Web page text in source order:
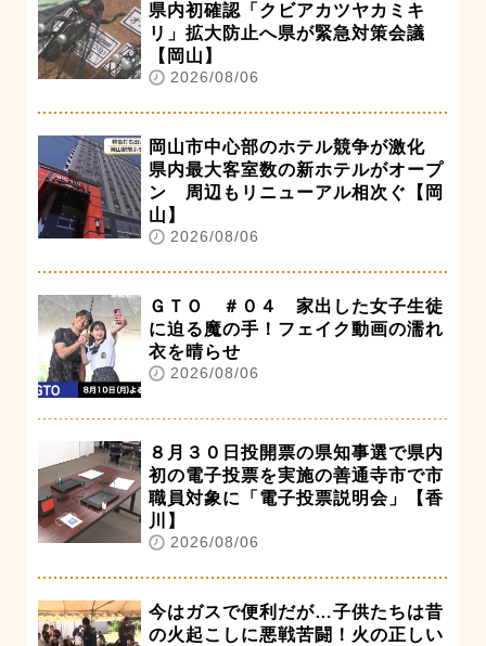
県内初確認「クビアカツヤカミキ
リ」拡大防止へ県が緊急対策会議
【岡山】
2026/08/06
岡山市中心部のホテル競争が激化
県内最大客室数の新ホテルがオープ
ン 周辺もリニューアル相次ぐ【岡
山】
2026/08/06
ＧＴＯ ＃０４ 家出した女子生徒
に迫る魔の手！フェイク動画の濡れ
衣を晴らせ
2026/08/06
８月３０日投開票の県知事選で県内
初の電子投票を実施の善通寺市で市
職員対象に「電子投票説明会」【香
川】
2026/08/06
今はガスで便利だが…子供たちは昔
の火起こしに悪戦苦闘！火の正しい